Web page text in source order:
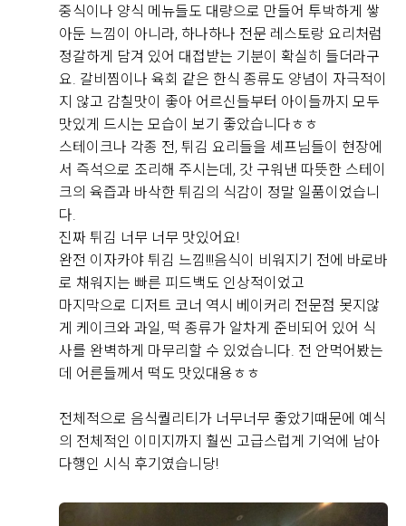
뷔페 동선도 넓고 쾌적해서 사람들이 몰려도 크게 불편하
지 않았고, 음식 종류도 한식·양식·해산물 등 골고루 갖춰
져 있어 남녀노소 모두 만족할 만한 구성이라고 느꼈습니
다. 무엇보다 음식의 신선도와 관리 상태가 좋아 하객분
들도 만족하실 것 같다는 생각이 들었습니다.
결혼식은 식사가 중요한 부분인데, 영등포 위더스 뷔페는
맛과 종류, 청결까지 모두 만족스러웠던 곳이라 안심하고
하객분들을 모실 수 있을 것 같습니다. 개인적으로는 해
산물과 회 코너가 가장 만족스러웠고, 전체적으로 재방문
의사가 있을 정도로 만족한 시식이었습니다.
후기가 도움이 되었나요? 0
강문수, 조효정 2026-08-04 5명 읽음
위더스 영등포점 아모르홀을 방문한 뒤 상담을 받고 계약
까지 진행했습니다. 여러 웨딩홀을 알아보면서 가장 중요
하게 생각했던 부분은 홀 분위기와 신부대기실, 실제 예
식 당일의 이동 동선이었습니다.
아모르홀은 전체적으로 밝고 화사한 분위기라 처음 들어
갔을 때부터 마음에 들었습니다. 어두운 홀보다는 자연스
럽고 따뜻한 느낌의 예식을 원했는데, 아모르홀이 제가
생각했던 이미지와 잘 맞았습니다. 홀 내부도 깔끔하게
정돈된 느낌이었고, 사진이나 영상으로 보았을 때도 신랑
신부가 화사하게 나올 것 같았습니다.
신부대기실도 답답하지 않고 깔끔했으며, 신부대기실에
다. 하객들의 이동과 신랑 신부의 동선이 비교적 편리하
게 구성되어 있다는 점도 계약을 결정하는 데 도움이 됐
습니다.
상담 과정에서는 궁금했던 부분을 하나씩 설명해 주셨고,
더 보기
+8
후기가 도움이 되었나요? 0
중식이나 양식 메뉴들도 대량으로 만들어 투박하게 쌓
아둔 느낌이 아니라, 하나하나 전문 레스토랑 요리처럼
정갈하게 담겨 있어 대접받는 기분이 확실히 들더라구
요. 갈비찜이나 육회 같은 한식 종류도 양념이 자극적이
지 않고 감칠맛이 좋아 어르신들부터 아이들까지 모두
맛있게 드시는 모습이 보기 좋았습니다ㅎㅎ
스테이크나 각종 전, 튀김 요리들을 셰프님들이 현장에
서 즉석으로 조리해 주시는데, 갓 구워낸 따뜻한 스테이
크의 육즙과 바삭한 튀김의 식감이 정말 일품이었습니
다.
진짜 튀김 너무 너무 맛있어요!
완전 이자카야 튀김 느낌!!!음식이 비워지기 전에 바로바
로 채워지는 빠른 피드백도 인상적이었고
마지막으로 디저트 코너 역시 베이커리 전문점 못지않
게 케이크와 과일, 떡 종류가 알차게 준비되어 있어 식
사를 완벽하게 마무리할 수 있었습니다. 전 안먹어봤는
데 어른들께서 떡도 맛있대용ㅎㅎ
전체적으로 음식퀄리티가 너무너무 좋았기때문에 예식
의 전체적인 이미지까지 훨씬 고급스럽게 기억에 남아
다행인 시식 후기였습니당!